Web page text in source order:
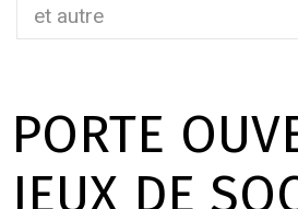
et autre
PORTE
JEUX DE